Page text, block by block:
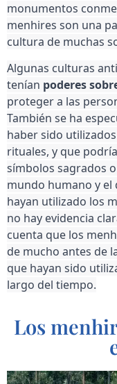
monumentos
menhires son una
cultura de muchas
Algunas culturas
tenían poderes
proteger a las
También se ha
haber sido
rituales, y que
símbolos sagrados
mundo humano y el
hayan utilizado los
no hay evidencia
cuenta que los
de mucho antes de
que hayan sido
largo del tiempo.
Los